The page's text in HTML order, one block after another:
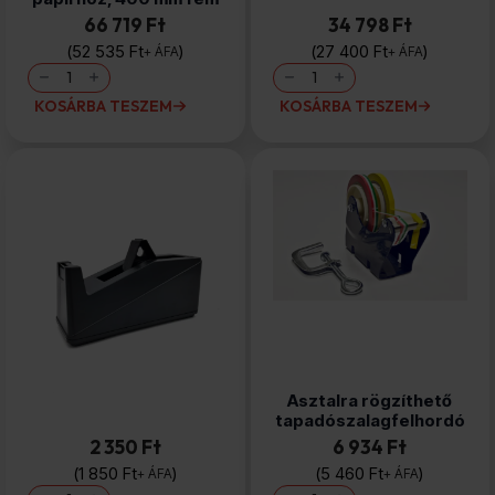
66 719 Ft
52 535 Ft+ ÁFA
Tekercstartó
méhsejtcellás
papírhoz,
400
KOSÁRBA TESZEM
34 798 Ft
27 400 Ft+ ÁFA
Asztali
adagoló
SL1
tapadószalagfelhordó
KOSÁRBA TESZEM
2 350 Ft
1 850 Ft+ ÁFA
Asztali
Asztalra rögzíthető
tapadószalagfelhordó
6 934 Ft
5 460 Ft+ ÁFA
Asztalra